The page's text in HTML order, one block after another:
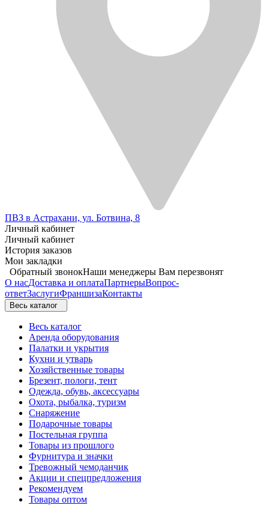
ПВЗ в Астрахани, ул. Ботвина, 8
Личный кабинет
Личный кабинет
История заказов
Мои закладки
Обратный звонокНаши менеджеры Вам перезвонят
О насДоставка и оплатаПартнерыВопрос-
ответЗаслугиФраншизаКонтакты
Весь каталог
Весь каталог
Аренда оборудования
Палатки и укрытия
Кухни и утварь
Хозяйственные товары
Брезент, пологи, тент
Одежда, обувь, аксессуары
Охота, рыбалка, туризм
Снаряжение
Подарочные товары
Постельная группа
Товары из прошлого
Фурнитура и значки
Тревожный чемоданчик
Акции и спецпредложения
Рекомендуем
Товары оптом